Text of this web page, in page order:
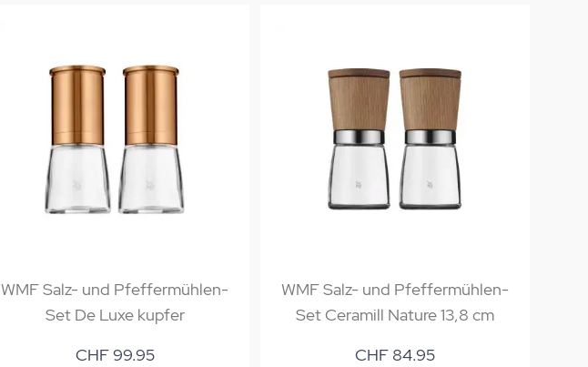
WMF Salz- und Pfeffermühlen-
Set De Luxe kupfer
CHF 99.95
WMF Salz- und Pfeffermühlen-
Set Ceramill Nature 13,8 cm
CHF 84.95